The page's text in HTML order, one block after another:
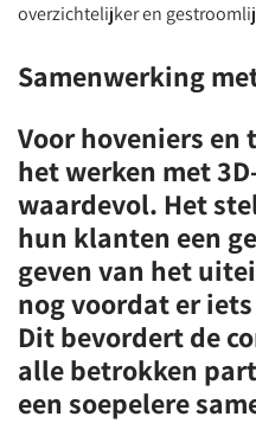
overzichtelijker en
Samenwerking
Voor hoveniers
het werken met
waardevol. Het
hun klanten een
geven van het
nog voordat er
Dit bevordert de
alle betrokken
een soepelere